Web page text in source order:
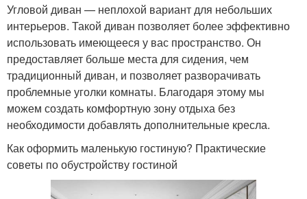
Угловой диван — неплохой вариант для небольших
интерьеров. Такой диван позволяет более эффективно
использовать имеющееся у вас пространство. Он
предоставляет больше места для сидения, чем
традиционный диван, и позволяет разворачивать
проблемные уголки комнаты. Благодаря этому мы
можем создать комфортную зону отдыха без
необходимости добавлять дополнительные кресла.
Как оформить маленькую гостиную? Практические
советы по обустройству гостиной